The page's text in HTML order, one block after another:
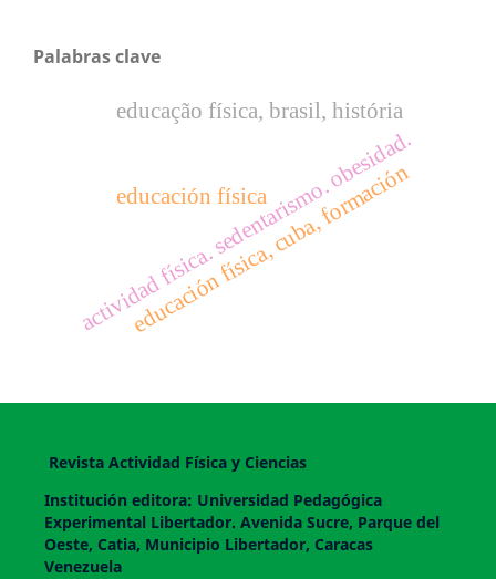
Palabras clave
educación física
actividad física. sedentarismo. obesidad.
educación física, cuba, formación
educação física, brasil, história
Revista Actividad Física y Ciencias
Institución editora: Universidad Pedagógica
Experimental Libertador. Avenida Sucre, Parque del
Oeste, Catia, Municipio Libertador, Caracas
Venezuela